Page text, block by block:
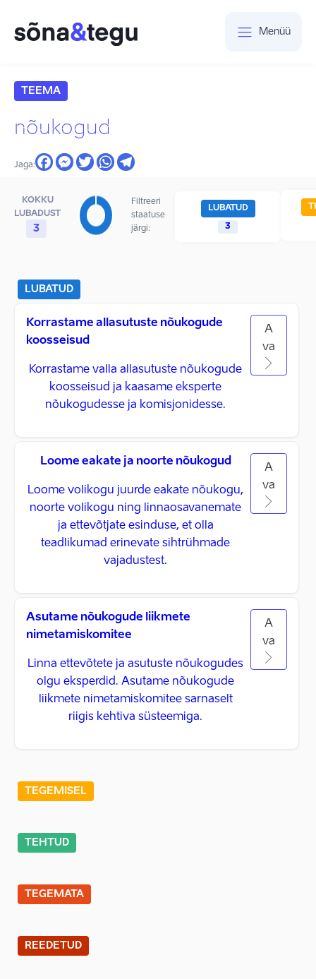
Menüü
TEEMA
nõukogud
Jaga:
KOKKU
LUBADUST
3
Filtreeri
staatuse
järgi:
LUBATUD
3
LUBATUD
Korrastame allasutuste nõukogude
koosseisud
Korrastame valla allasutuste nõukogude
koosseisud ja kaasame eksperte
nõukogudesse ja komisjonidesse.
A
va
Loome eakate ja noorte nõukogud
Loome volikogu juurde eakate nõukogu,
noorte volikogu ning linnaosavanemate
ja ettevõtjate esinduse, et olla
teadlikumad erinevate sihtrühmade
vajadustest.
A
va
Asutame nõukogude liikmete
nimetamiskomitee
Linna ettevõtete ja asutuste nõukogudes
olgu eksperdid. Asutame nõukogude
liikmete nimetamiskomitee sarnaselt
riigis kehtiva süsteemiga.
A
va
TEGEMISEL
TEHTUD
TEGEMATA
REEDETUD